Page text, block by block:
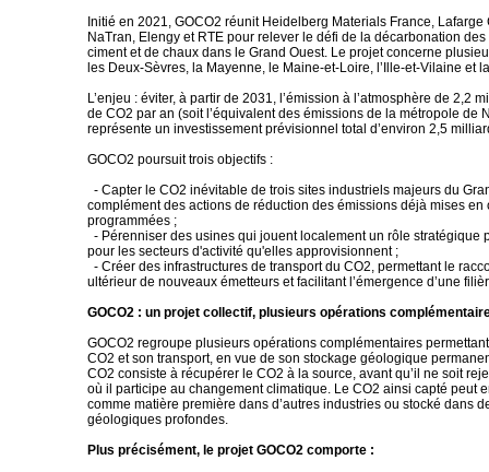
Initié en 2021, GOCO2 réunit Heidelberg Materials France, Lafarge
NaTran, Elengy et RTE pour relever le défi de la décarbonation
ciment et de chaux dans le Grand Ouest. Le projet concerne
les Deux-Sèvres, la Mayenne, le Maine-et-Loire, l’Ille-et-Vilaine et
L’enjeu : éviter, à partir de 2031, l’émission à l’atmosphère de 2,2
de CO2 par an (soit l’équivalent des émissions de la métropole de
représente un investissement prévisionnel total d’environ 2,5
GOCO2 poursuit trois objectifs :
- Capter le CO2 inévitable de trois sites industriels majeurs du
complément des actions de réduction des émissions déjà mises en
programmées ;
- Pérenniser des usines qui jouent localement un rôle stratégique
pour les secteurs d'activité qu'elles approvisionnent ;
- Créer des infrastructures de transport du CO2, permettant le
ultérieur de nouveaux émetteurs et facilitant l’émergence d’une
GOCO2 : un projet collectif, plusieurs opérations
GOCO2 regroupe plusieurs opérations complémentaires
CO2 et son transport, en vue de son stockage géologique
CO2 consiste à récupérer le CO2 à la source, avant qu’il ne soit
où il participe au changement climatique. Le CO2 ainsi capté peut
comme matière première dans d’autres industries ou stocké dans
géologiques profondes.
Plus précisément, le projet GOCO2 comporte :